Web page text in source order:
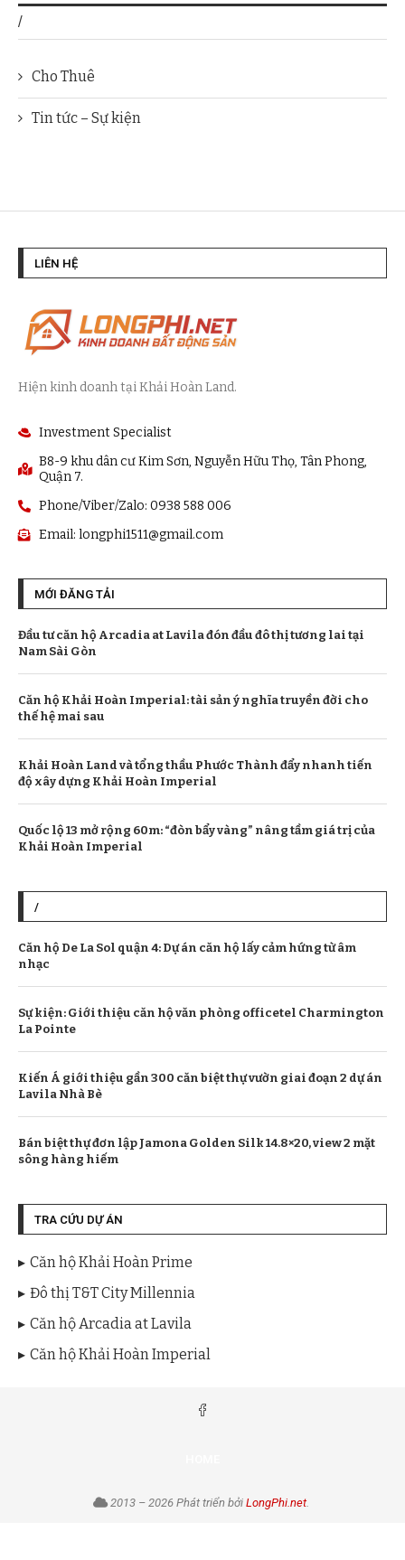
/
Cho Thuê
Tin tức – Sự kiện
LIÊN HỆ
Hiện kinh doanh tại Khải Hoàn Land.
Investment Specialist
B8-9 khu dân cư Kim Sơn, Nguyễn Hữu Thọ, Tân Phong,
Quận 7.
Phone/Viber/Zalo: 0938 588 006
Email: longphi1511@gmail.com
MỚI ĐĂNG TẢI
Đầu tư căn hộ Arcadia at Lavila đón đầu đô thị tương lai tại
Nam Sài Gòn
Căn hộ Khải Hoàn Imperial: tài sản ý nghĩa truyền đời cho
thế hệ mai sau
Khải Hoàn Land và tổng thầu Phước Thành đẩy nhanh tiến
độ xây dựng Khải Hoàn Imperial
Quốc lộ 13 mở rộng 60m: “đòn bẩy vàng” nâng tầm giá trị của
Khải Hoàn Imperial
/
Căn hộ De La Sol quận 4: Dự án căn hộ lấy cảm hứng từ âm
nhạc
Sự kiện: Giới thiệu căn hộ văn phòng officetel Charmington
La Pointe
Kiến Á giới thiệu gần 300 căn biệt thự vườn giai đoạn 2 dự án
Lavila Nhà Bè
Bán biệt thự đơn lập Jamona Golden Silk 14.8×20, view 2 mặt
sông hàng hiếm
TRA CỨU DỰ ÁN
Căn hộ Khải Hoàn Prime
Đô thị T&T City Millennia
Căn hộ Arcadia at Lavila
Căn hộ Khải Hoàn Imperial
2013 – 2026 Phát triển bởi LongPhi.net.